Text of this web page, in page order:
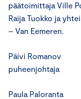
päätoimittaja Ville
Raija Tuokko ja
– Van Eemeren.
Päivi Romanov
puheenjohtaja
Paula Paloranta